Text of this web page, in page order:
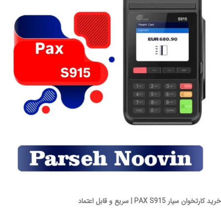
خرید کارتخوان سیار PAX S915 | سریع و قابل اعتماد